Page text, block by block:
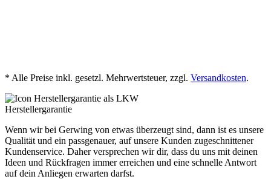
* Alle Preise inkl. gesetzl. Mehrwertsteuer, zzgl. Versandkosten.
Herstellergarantie
Wenn wir bei Gerwing von etwas überzeugt sind, dann ist es unsere
Qualität und ein passgenauer, auf unsere Kunden zugeschnittener
Kundenservice. Daher versprechen wir dir, dass du uns mit deinen
Ideen und Rückfragen immer erreichen und eine schnelle Antwort
auf dein Anliegen erwarten darfst.